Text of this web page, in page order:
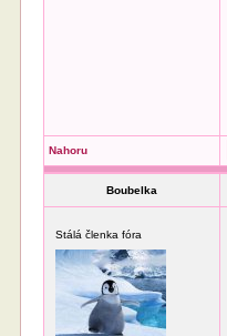
Nahoru
Boubelka
Stálá členka fóra